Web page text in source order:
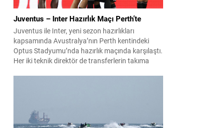
Juventus – Inter Hazırlık Maçı Perth’te
Juventus ile Inter, yeni sezon hazırlıkları
kapsamında Avustralya’nın Perth kentindeki
Optus Stadyumu’nda hazırlık maçında karşılaştı.
Her iki teknik direktör de transferlerin takıma
Yıldız ilk 11’de görev alırken,...